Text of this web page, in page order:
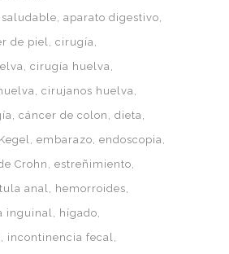
aparato digestivo
de piel
cirugía
cirugía huelva
cirujanos huelva
cáncer de colon
dieta
embarazo endoscopia
Crohn
estreñimiento
anal
hemorroides
inguinal
hígado
incontinencia fecal